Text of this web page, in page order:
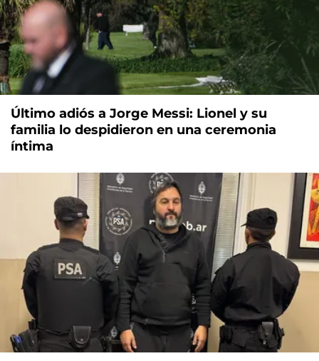
Último adiós a Jorge Messi: Lionel y su
familia lo despidieron en una ceremonia
íntima